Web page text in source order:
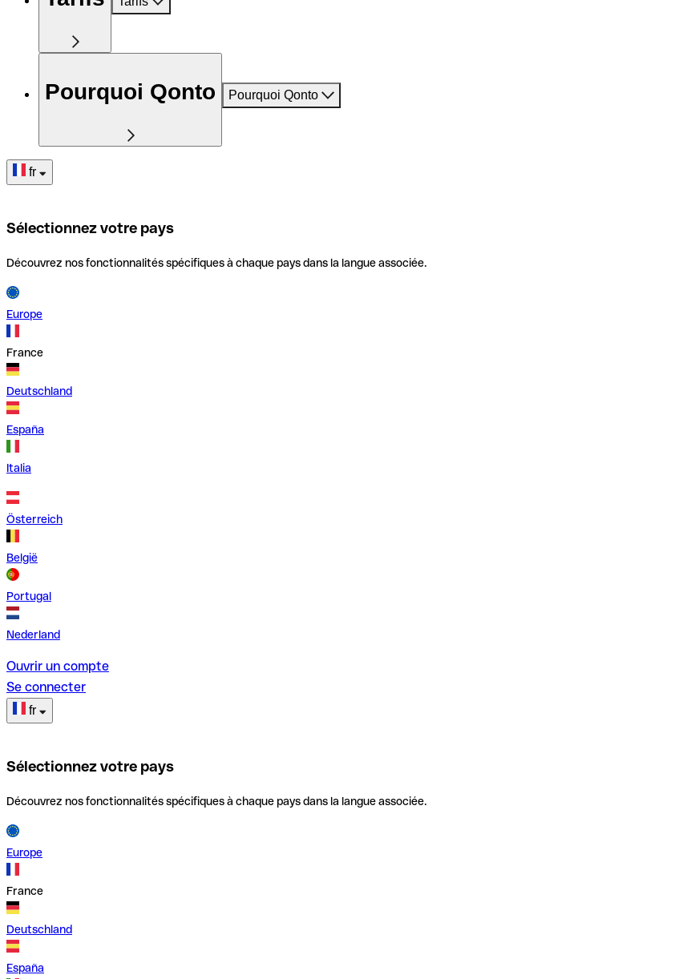
Pourquoi Qonto Pourquoi Qonto
fr
Sélectionnez votre pays
Découvrez nos fonctionnalités spécifiques à chaque pays dans la langue associée.
Europe
France
Deutschland
España
Italia
Österreich
België
Portugal
Nederland
Ouvrir un compte
Se connecter
fr
Sélectionnez votre pays
Découvrez nos fonctionnalités spécifiques à chaque pays dans la langue associée.
Europe
France
Deutschland
España